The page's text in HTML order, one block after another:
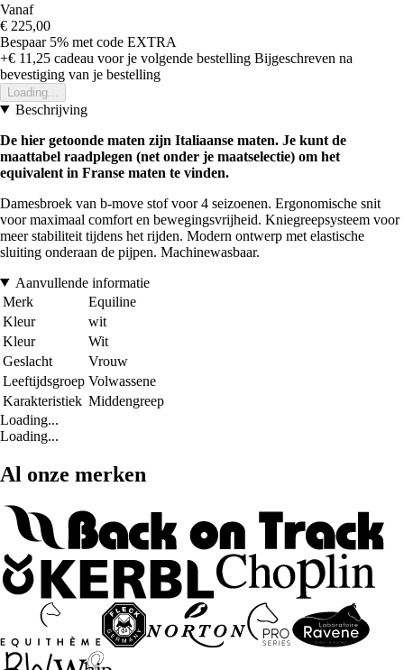
Vanaf
€ 225,00
Bespaar 5% met code EXTRA
+€ 11,25 cadeau voor je volgende bestelling Bijgeschreven na
bevestiging van je bestelling
Loading...
Beschrijving
De hier getoonde maten zijn Italiaanse maten. Je kunt de
maattabel raadplegen (net onder je maatselectie) om het
equivalent in Franse maten te vinden.
Damesbroek van b-move stof voor 4 seizoenen. Ergonomische snit
voor maximaal comfort en bewegingsvrijheid. Kniegreepsysteem voor
meer stabiliteit tijdens het rijden. Modern ontwerp met elastische
sluiting onderaan de pijpen. Machinewasbaar.
Aanvullende informatie
Merk
Equiline
Kleur
wit
Kleur
Wit
Geslacht
Vrouw
Leeftijdsgroep Volwassene
Karakteristiek Middengreep
Loading...
Loading...
Al onze merken